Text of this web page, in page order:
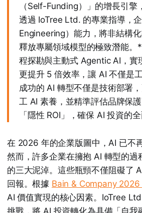
（Self-Funding）」的增長引
透過 IoTree Ltd. 的專業指導，
Engineering）能力，將非結構
釋放專屬領域模型的極致潛能
程探勘與主動式 Agentic AI，實
更提升 5 倍效率，讓 AI 不僅是
成功的 AI 轉型不僅是技術部署
工 AI 素養，並精準評估品牌保
「隱性 ROI」，確保 AI 投資的全
在 2026 年的企業版圖中，AI 已不
然而，許多企業在擁抱 AI 轉型的過
的三大泥淖。這些瓶頸不僅阻礙了
回報。根據 Bain & Company 2026
AI 價值實現的核心因素。IoTree
挑戰，將 AI 投資轉化為具備「自